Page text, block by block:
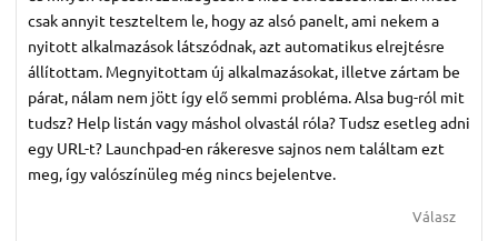
csak annyit teszteltem le, hogy az alsó panelt, ami nekem a
nyitott alkalmazások látszódnak, azt automatikus elrejtésre
állítottam. Megnyitottam új alkalmazásokat, illetve zártam be
párat, nálam nem jött így elő semmi probléma. Alsa bug-ról mit
tudsz? Help listán vagy máshol olvastál róla? Tudsz esetleg adni
egy URL-t? Launchpad-en rákeresve sajnos nem találtam ezt
meg, így valószínüleg még nincs bejelentve.
Válasz